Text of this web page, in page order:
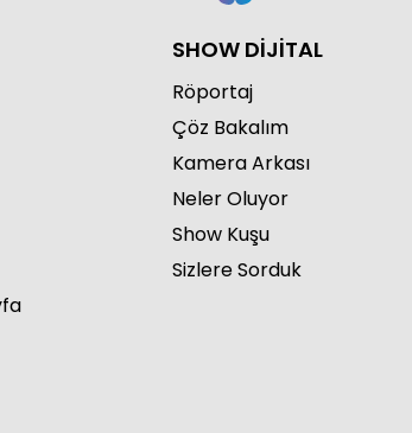
SHOW DİJİTAL
Röportaj
Çöz Bakalım
Kamera Arkası
Neler Oluyor
Show Kuşu
Sizlere Sorduk